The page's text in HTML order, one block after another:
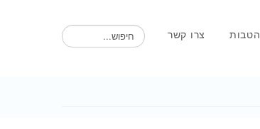
הטבות צרו קשר חיפוש